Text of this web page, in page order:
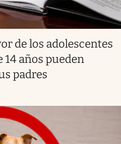
de los adolescentes
14 años pueden
padres